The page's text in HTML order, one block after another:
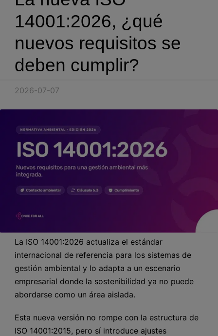
Partners
Español
Hablemos
14001:2026, ¿qué
nuevos requisitos se
deben cumplir?
2026-07-07
La ISO 14001:2026 actualiza el estándar
internacional de referencia para los sistemas de
gestión ambiental y lo adapta a un escenario
empresarial donde la sostenibilidad ya no puede
abordarse como un área aislada.
Esta nueva versión no rompe con la estructura de
ISO 14001:2015, pero sí introduce ajustes